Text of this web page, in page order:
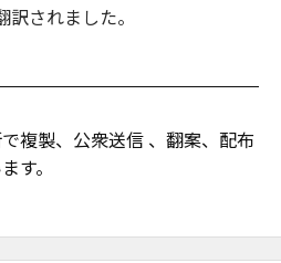
されました。
複製、公衆送信 、翻案、配布
す。